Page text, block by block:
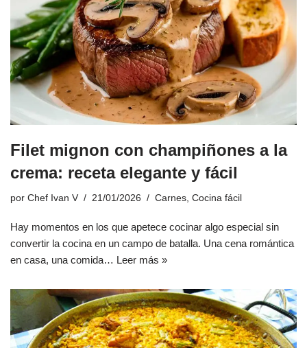
Filet mignon con champiñones a la
crema: receta elegante y fácil
por Chef Ivan V 21/01/2026 Carnes Cocina fácil
Hay momentos en los que apetece cocinar algo especial sin
convertir la cocina en un campo de batalla. Una cena romántica
en casa, una comida… Leer más »